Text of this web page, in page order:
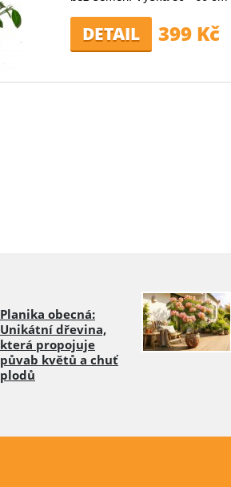
DETAIL 399 Kč
Planika obecná:
Unikátní dřevina,
která propojuje
půvab květů a chuť
plodů